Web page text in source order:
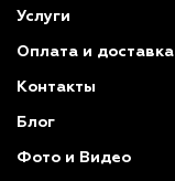
Услуги
Оплата и доставка
Контакты
Блог
Фото и Видео